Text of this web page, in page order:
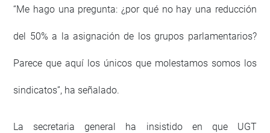
“Me hago una pregunta: ¿por qué no hay una reducción
del 50% a la asignación de los grupos parlamentarios?
Parece que aquí los únicos que molestamos somos los
sindicatos”, ha señalado.
La secretaria general ha insistido en que UGT